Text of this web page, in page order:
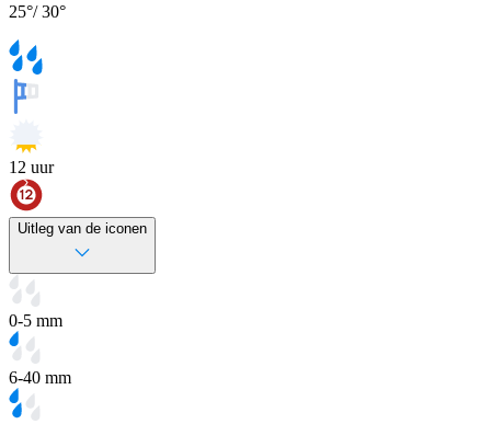
25°/30°
12 uur
Uitleg van de iconen
0-5 mm
6-40 mm